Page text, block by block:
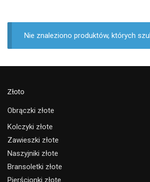
Nie znaleziono produktów, których
Złoto
Obrączki złote
Kolczyki złote
Zawieszki złote
Naszyjniki złote
Bransoletki złote
Pierścionki złote